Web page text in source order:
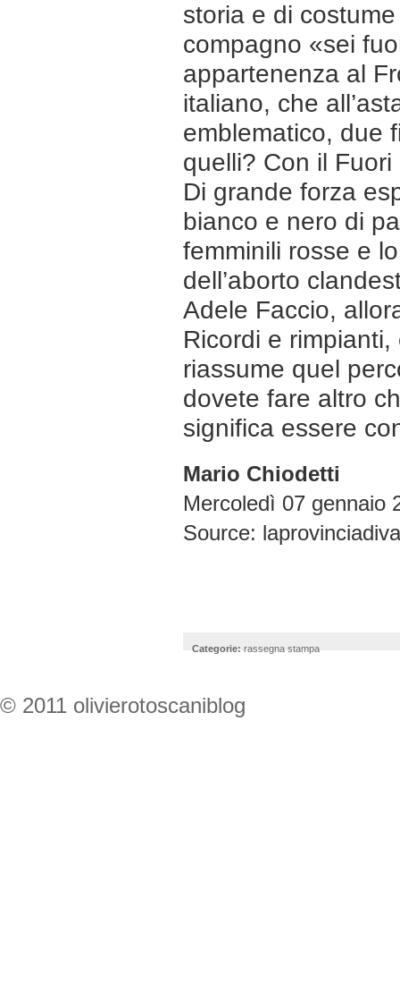
storia e di
compagno «sei
appartenenza al
italiano, che
emblematico, due
quelli? Con il
Di grande forza
bianco e nero di
femminili rosse e
dell’aborto
Adele Faccio,
Ricordi e
riassume quel
dovete fare altro
significa essere
Mario Chiodetti
Mercoledì 07 gennaio
Source:
Categorie: rassegna stampa
© 2011 olivierotoscaniblog